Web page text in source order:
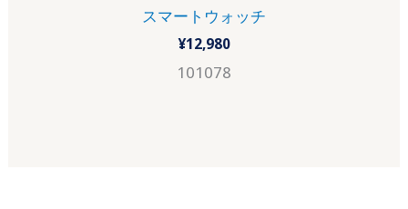
スマートウォッチ
¥12,980
101078